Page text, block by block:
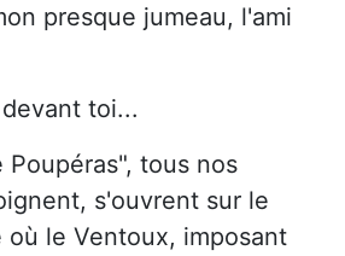
presque jumeau, l'ami
toi...
Poupéras", tous nos
s'ouvrent sur le
où le Ventoux, imposant